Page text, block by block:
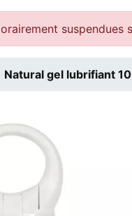
Natural gel lubrifiant